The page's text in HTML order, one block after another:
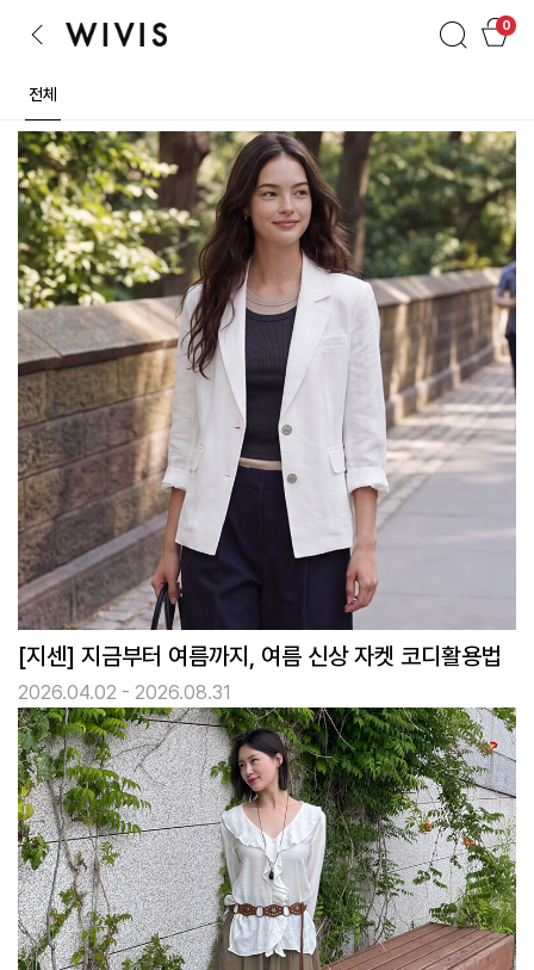
이전
검색 장바구니
0
전체
[지센] 지금부터 여름까지, 여름 신상 자켓 코디활용법
2026.04.02 - 2026.08.31